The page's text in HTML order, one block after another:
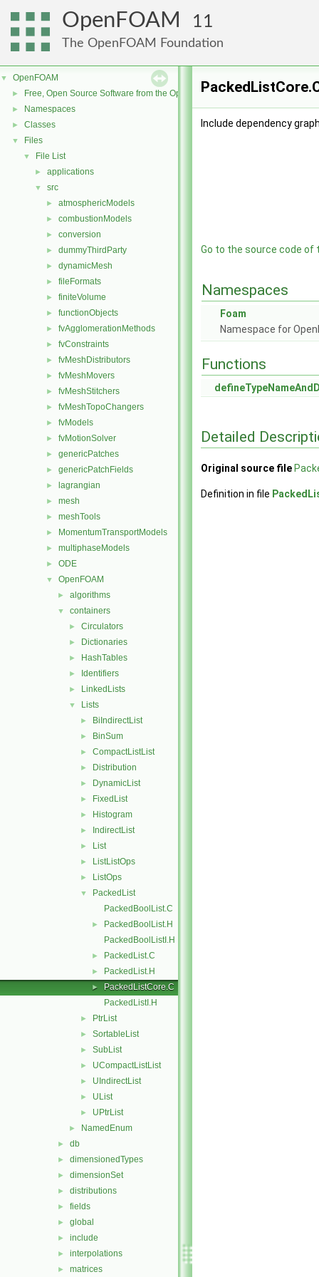
OpenFOAM 11
The OpenFOAM Foundation
▼ OpenFOAM
► Free, Open Source Software from the OpenFOAM Foundation
► Namespaces
► Classes
▼ Files
▼ File List
► applications
▼ src
► atmosphericModels
► combustionModels
► conversion
► dummyThirdParty
► dynamicMesh
► fileFormats
► finiteVolume
► functionObjects
► fvAgglomerationMethods
► fvConstraints
► fvMeshDistributors
► fvMeshMovers
► fvMeshStitchers
► fvMeshTopoChangers
► fvModels
► fvMotionSolver
► genericPatches
► genericPatchFields
► lagrangian
► mesh
► meshTools
► MomentumTransportModels
► multiphaseModels
► ODE
▼ OpenFOAM
► algorithms
▼ containers
► Circulators
► Dictionaries
► HashTables
► Identifiers
► LinkedLists
▼ Lists
► BiIndirectList
► BinSum
► CompactListList
► Distribution
► DynamicList
► FixedList
► Histogram
► IndirectList
► List
► ListListOps
► ListOps
▼
PackedList
PackedBoolList.C
►
PackedBoolList.H
PackedBoolListI.H
► PackedList.C
► PackedList.H
►
PackedListCore.C
PackedListI.H
► PtrList
► SortableList
► SubList
► UCompactListList
► UIndirectList
► UList
► UPtrList
► NamedEnum
► db
► dimensionedTypes
► dimensionSet
► distributions
► fields
► global
► include
► interpolations
► matrices
Include dependency
Go to the source code of
Namespaces
Foam
Namespace for
Functions
Detailed
Original source file
Definition in file